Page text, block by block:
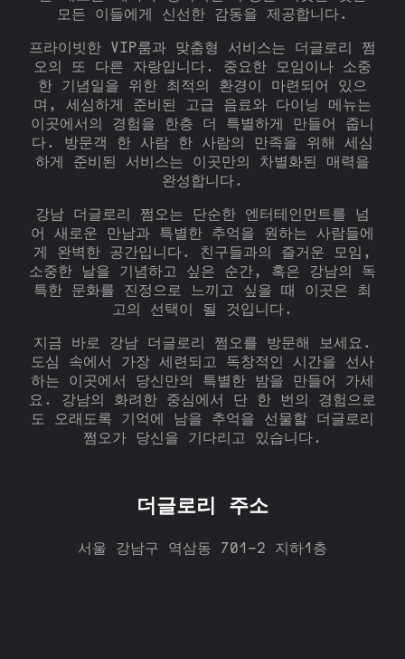
모든 이들에게 신선한 감동을 제공합니다.
프라이빗한 VIP룸과 맞춤형 서비스는 더글로리 쩜
오의 또 다른 자랑입니다. 중요한 모임이나 소중
한 기념일을 위한 최적의 환경이 마련되어 있으
며, 세심하게 준비된 고급 음료와 다이닝 메뉴는
이곳에서의 경험을 한층 더 특별하게 만들어 줍니
다. 방문객 한 사람 한 사람의 만족을 위해 세심
하게 준비된 서비스는 이곳만의 차별화된 매력을
완성합니다.
강남 더글로리 쩜오는 단순한 엔터테인먼트를 넘
어 새로운 만남과 특별한 추억을 원하는 사람들에
게 완벽한 공간입니다. 친구들과의 즐거운 모임,
소중한 날을 기념하고 싶은 순간, 혹은 강남의 독
특한 문화를 진정으로 느끼고 싶을 때 이곳은 최
고의 선택이 될 것입니다.
지금 바로 강남 더글로리 쩜오를 방문해 보세요.
도심 속에서 가장 세련되고 독창적인 시간을 선사
하는 이곳에서 당신만의 특별한 밤을 만들어 가세
요. 강남의 화려한 중심에서 단 한 번의 경험으로
도 오래도록 기억에 남을 추억을 선물할 더글로리
쩜오가 당신을 기다리고 있습니다.
더글로리 주소
서울 강남구 역삼동 701-2 지하1층